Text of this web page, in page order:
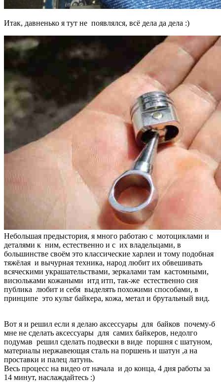
Итак, давненько я тут не появлялся, всё дела да дела :)
Небольшая предыстория, я много работаю с мотоциклами и
деталями к ним, естественно и с их владельцами, в
большинстве своём это классические харлеи и тому подобная
тяжёлая и вычурная техника, народ любит их обвешивать
всяческими украшательствами, зеркалами там кастомными,
висюльками кожаными итд итп, так-же естественно сия
публика любит и себя выделять похожими способами, в
принципе это культ байкера, кожа, метал и брутальный вид.
Вот я и решил если я делаю аксессуары для байков почему-б
мне не сделать аксессуары для самих байкеров, недолго
подумав решил сделать подвески в виде поршня с шатуном,
материалы нержавеющая сталь на поршень и шатун ,а на
проставки и палец латунь.
Весь процесс на видео от начала и до конца, 4 дня работы за
14 минут, наслаждайтесь :)